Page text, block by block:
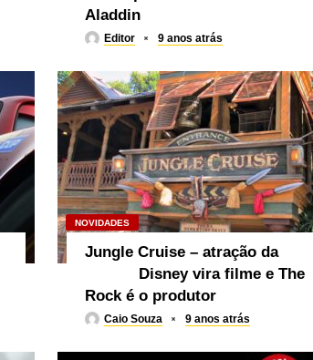
Aladdin
Editor 9 anos atrás
NOVIDADES
Jungle Cruise – atração da
Disney vira filme e The
Rock é o produtor
Caio Souza 9 anos atrás